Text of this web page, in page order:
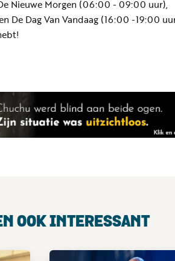
Nieuwe Morgen (06:00 - 09:00 uur),
De Dag Van Vandaag (16:00 -19:00
OOK INTERESSANT